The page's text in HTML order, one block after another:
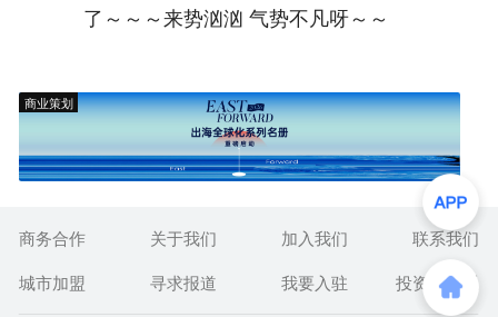
了～～～来势汹汹 气势不凡呀～～
商业策划
商务合作 关于我们 加入我们
联系我们
城市加盟
寻求报道 我要入驻 投资者关系